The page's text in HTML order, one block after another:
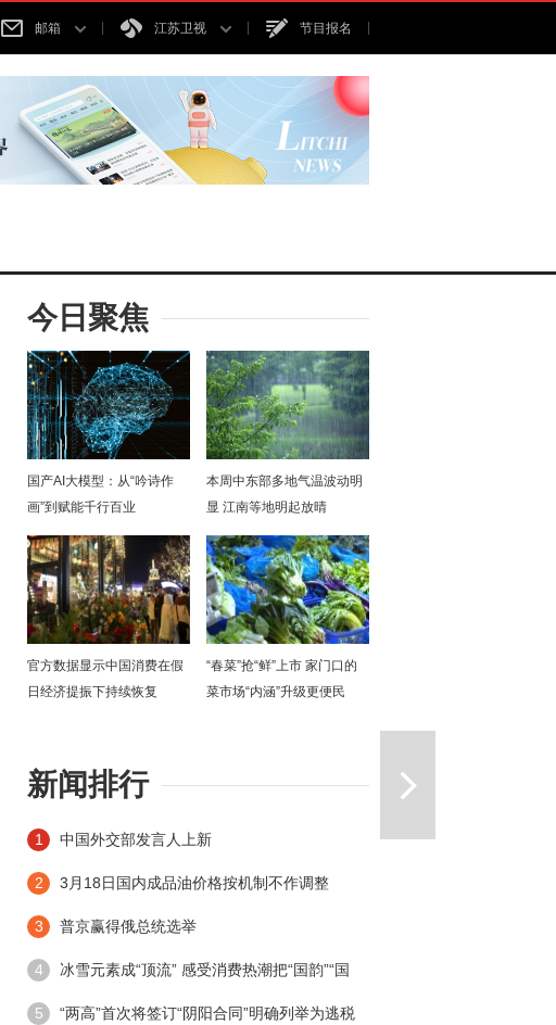
邮箱 江苏卫视 节目报名
今日聚焦
国产AI大模型：从“吟诗作
画”到赋能千行百业
本周中东部多地气温波动明
显 江南等地明起放晴
官方数据显示中国消费在假
日经济提振下持续恢复
“春菜”抢“鲜”上市 家门口的
菜市场“内涵”升级更便民
新闻排行
1 中国外交部发言人上新
2 3月18日国内成品油价格按机制不作调整
3 普京赢得俄总统选举
4 冰雪元素成“顶流” 感受消费热潮把“国韵”“国
潮”带回家
5 “两高”首次将签订“阴阳合同”明确列举为逃税